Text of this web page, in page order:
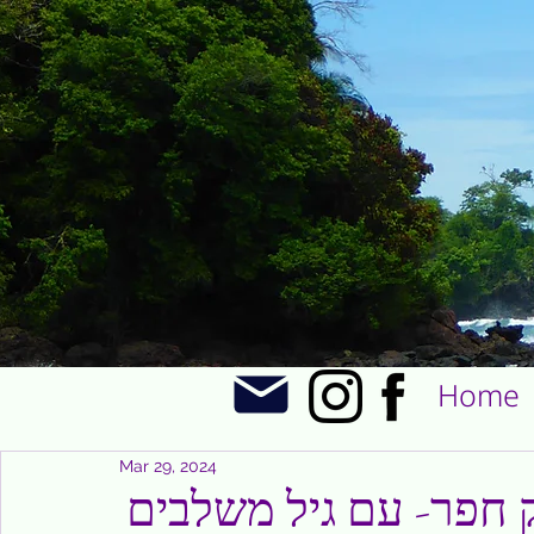
Home
חפר- עם גיל משלבים
Mar 29, 2024